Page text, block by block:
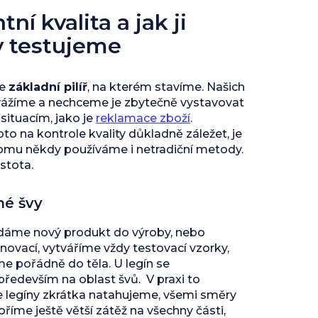
kvalita a jak ji
testujeme
základní pilíř, na kterém stavíme. Našich
a nechceme je zbytečně vystavovat
jako je reklamace zboží.
na kontrole kvality důkladně záležet, je
někdy používáme i netradiční metody.
švy
nový produkt do výroby, nebo
vytváříme vždy testovací vzorky,
pořádně do těla. U legín se
na oblast švů. V praxi to
legíny zkrátka natahujeme, všemi směry
ještě větší zátěž na všechny části,